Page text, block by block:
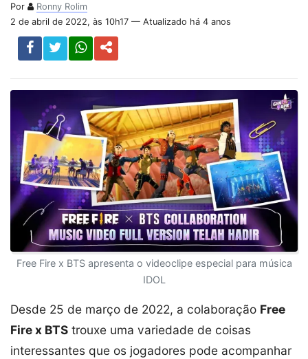
Por
Ronny Rolim
2 de abril de 2022, às 10h17 — Atualizado há 4 anos
Free Fire x BTS apresenta o videoclipe especial para música
IDOL
Desde 25 de março de 2022, a colaboração Free
Fire x BTS trouxe uma variedade de coisas
interessantes que os jogadores pode acompanhar